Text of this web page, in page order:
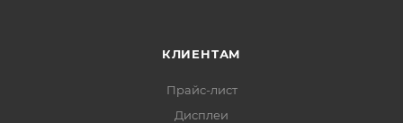
КЛИЕНТАМ
Прайс-лист
Дисплеи